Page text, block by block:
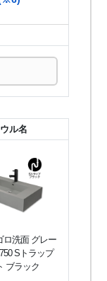
ル名
ロ洗面 グレー
Sトラップ
ブラック